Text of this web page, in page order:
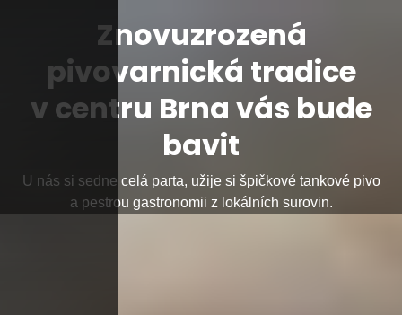
Znovuzrozená
pivovarnická tradice
v centru Brna vás bude
bavit
U nás si sedne celá parta, užije si špičkové tankové pivo
a pestrou gastronomii z lokálních surovin.